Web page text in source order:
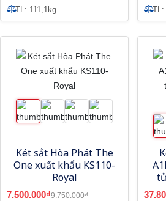
TL: 111,1kg TL:
Két sắt Hòa Phát The
One xuất khẩu KS110-
Royal
7.500.000₫9.750.000₫